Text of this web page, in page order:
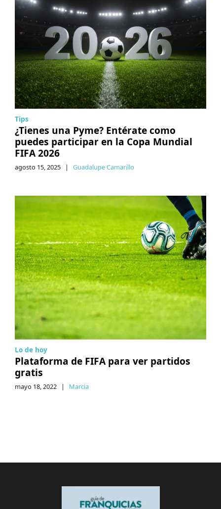
Tips
¿Tienes una Pyme? Entérate como
puedes participar en la Copa Mundial
FIFA 2026
agosto 15, 2025 | Guadalupe Camarillo
Lo de hoy
Plataforma de FIFA para ver partidos
gratis
mayo 18, 2022 | Marcia